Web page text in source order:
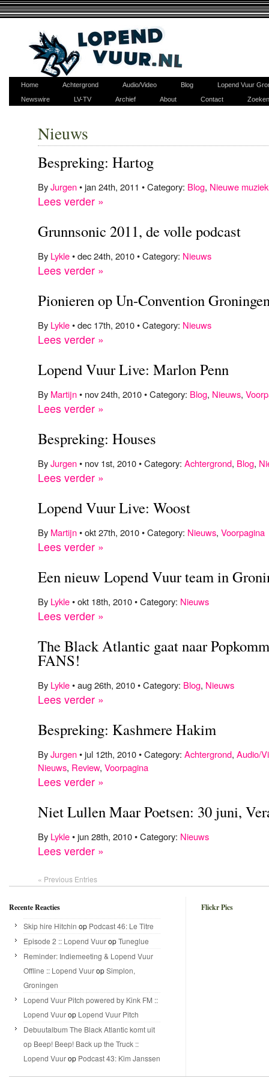
Home Achtergrond Audio/Video Blog
Lopend Vuur
Newswire
LV-TV Archief About Contact Zoeken
Nieuws
Bespreking: Hartog
ByJurgen• jan 24th, 2011 • Category: Blog, Nieuwe muziek
Lees verder »
Grunnsonic 2011, de volle podcast
By Lykle• dec 24th, 2010 • Category: Nieuws
Lees verder »
Pionieren op Un-Convention
By Lykle• dec 17th, 2010 • Category: Nieuws
Lees verder »
Lopend Vuur Live: Marlon Penn
By Martijn• nov 24th, 2010 • Category: Blog, Nieuws,
Lees verder »
Bespreking: Houses
ByJurgen• nov 1st, 2010 • Category: Achtergrond, Blog,
Lees verder »
Lopend Vuur Live: Woost
By Martijn• okt 27th, 2010 • Category: Nieuws, Voorpagina
Lees verder »
Een nieuw Lopend Vuur team in
By Lykle• okt 18th, 2010 • Category: Nieuws
Lees verder »
The Black Atlantic gaat naar
FANS!
By Lykle• aug 26th, 2010 • Category: Blog, Nieuws
Lees verder »
Bespreking: Kashmere Hakim
ByJurgen• jul 12th, 2010 • Category: Achtergrond, Audio/
Nieuws, Review, Voorpagina
Lees verder »
Niet Lullen Maar Poetsen: 30 juni,
By Lykle• jun 28th, 2010 • Category: Nieuws
Lees verder »
« Previous Entries
Recente Reacties
Skip hire Hitchin op Podcast 46: Le Titre
Episode 2 :: Lopend VuuropTuneglue
Reminder: Indiemeeting & Lopend Vuur
Offline :: Lopend VuuropSimplon,
Groningen
Lopend Vuur Pitch powered by Kink FM ::
Lopend Vuurop Lopend Vuur Pitch
Debuutalbum The Black Atlantic komt uit
op Beep! Beep! Back up the Truck ::
Lopend Vuurop Podcast 43: Kim Janssen
Flickr Pics